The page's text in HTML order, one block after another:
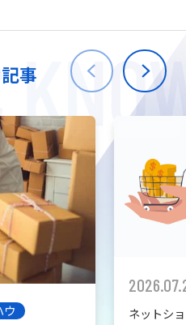
現地
W2
拡張プラグイン一覧
ズ開発
会社情報
TW
事
ウ
ネットシ